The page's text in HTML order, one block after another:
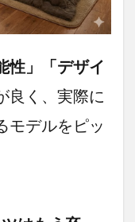
性」「デザイ
良く、実際に
モデルをピッ